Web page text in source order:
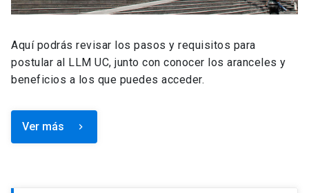
Aquí podrás revisar los pasos y requisitos para
postular al LLM UC, junto con conocer los aranceles y
beneficios a los que puedes acceder.
Ver más keyboard_arrow_right